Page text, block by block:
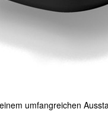
umfangreichen